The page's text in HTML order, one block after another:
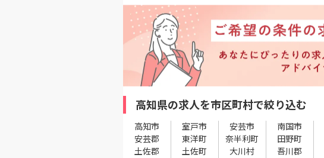
高知県の求人を市区町村で絞り込む
高知市 室戸市 安芸市 南国市
安芸郡
東洋町 奈半利町 田野町
土佐郡
土佐町 大川村 吾川郡